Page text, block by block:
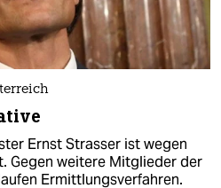
Ernst Strasser ist wegen
Gegen weitere Mitglieder der
Ermittlungsverfahren.